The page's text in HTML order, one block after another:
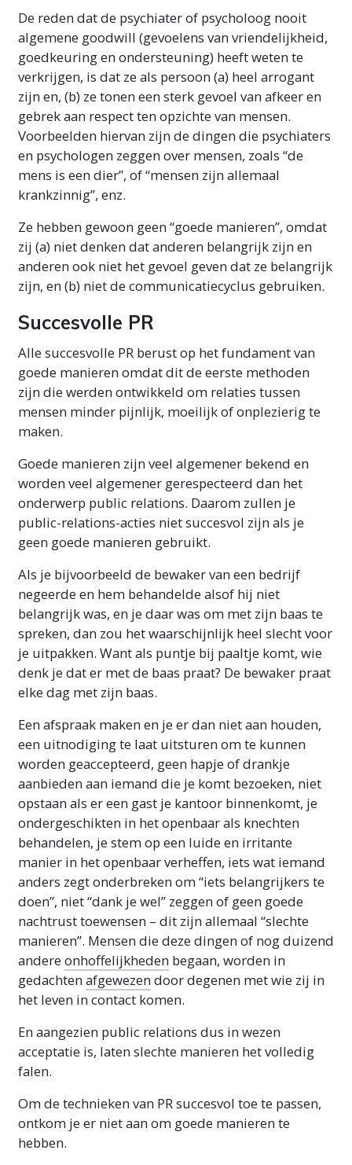
De reden dat de psychiater of psycholoog nooit
algemene goodwill (gevoelens van vriendelijkheid,
goedkeuring en ondersteuning) heeft weten te
verkrijgen, is dat ze als persoon (a) heel arrogant
zijn en, (b) ze tonen een sterk gevoel van afkeer en
gebrek aan respect ten opzichte van mensen.
Voorbeelden hiervan zijn de dingen die psychiaters
en psychologen zeggen over mensen, zoals “de
mens is een dier”, of “mensen zijn allemaal
krankzinnig”, enz.
Ze hebben gewoon geen “goede manieren”, omdat
zij (a) niet denken dat anderen belangrijk zijn en
anderen ook niet het gevoel geven dat ze belangrijk
zijn, en (b) niet de communicatiecyclus gebruiken.
Succesvolle PR
Alle succesvolle PR berust op het fundament van
goede manieren omdat dit de eerste methoden
zijn die werden ontwikkeld om relaties tussen
mensen minder pijnlijk, moeilijk of onplezierig te
maken.
Goede manieren zijn veel algemener bekend en
worden veel algemener gerespecteerd dan het
onderwerp public relations. Daarom zullen je
public-relations-acties niet succesvol zijn als je
geen goede manieren gebruikt.
Als je bijvoorbeeld de bewaker van een bedrijf
negeerde en hem behandelde alsof hij niet
belangrijk was, en je daar was om met zijn baas te
spreken, dan zou het waarschijnlijk heel slecht voor
je uitpakken. Want als puntje bij paaltje komt, wie
denk je dat er met de baas praat? De bewaker praat
elke dag met zijn baas.
Een afspraak maken en je er dan niet aan houden,
een uitnodiging te laat uitsturen om te kunnen
worden geaccepteerd, geen hapje of drankje
aanbieden aan iemand die je komt bezoeken, niet
opstaan als er een gast je kantoor binnenkomt, je
ondergeschikten in het openbaar als knechten
behandelen, je stem op een luide en irritante
manier in het openbaar verheffen, iets wat iemand
anders zegt onderbreken om “iets belangrijkers te
doen”, niet “dank je wel” zeggen of geen goede
nachtrust toewensen – dit zijn allemaal “slechte
manieren”. Mensen die deze dingen of nog duizend
andereonhoffelijkheden begaan, worden in
gedachtenafgewezendoor degenen met wie zij in
het leven in contact komen.
En aangezien public relations dus in wezen
acceptatie is, laten slechte manieren het volledig
falen.
Om de technieken van PR succesvol toe te passen,
ontkom je er niet aan om goede manieren te
hebben.